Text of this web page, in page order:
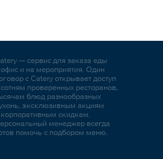
— сервис для заказа еды
офис и на мероприятия. Один
с Catery открывает доступ
проверенных ресторанов,
блюд разнообразных
эксклюзивным акциям
корпоративным скидкам.
менеджер всегда
помочь с подбором меню.